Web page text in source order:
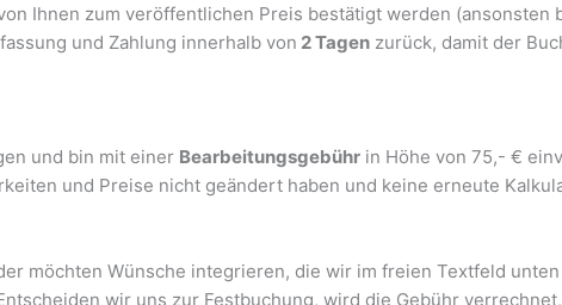
Ihnen zum veröffentlichen Preis bestätigt werden (ansonsten
und Zahlung innerhalb von 2 Tagen zurück, damit der
und bin mit einer Bearbeitungsgebühr in Höhe von 75,- €
und Preise nicht geändert haben und keine erneute
möchten Wünsche integrieren, die wir im freien Textfeld
wir uns zur Festbuchung, wird die Gebühr